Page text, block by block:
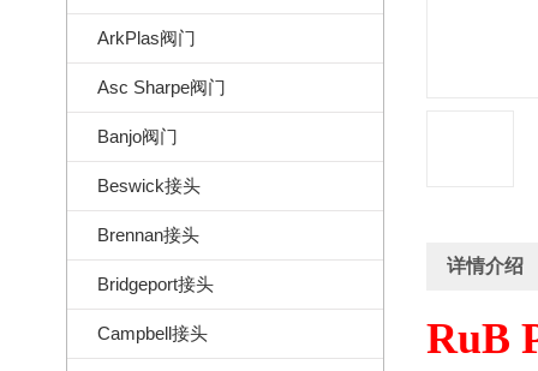
ArkPlas阀门
Asc Sharpe阀门
Banjo阀门
Beswick接头
Brennan接头
Bridgeport接头
Campbell接头
详情介绍
RuB